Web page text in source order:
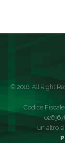
© 2016. All Right
Codice
un altro